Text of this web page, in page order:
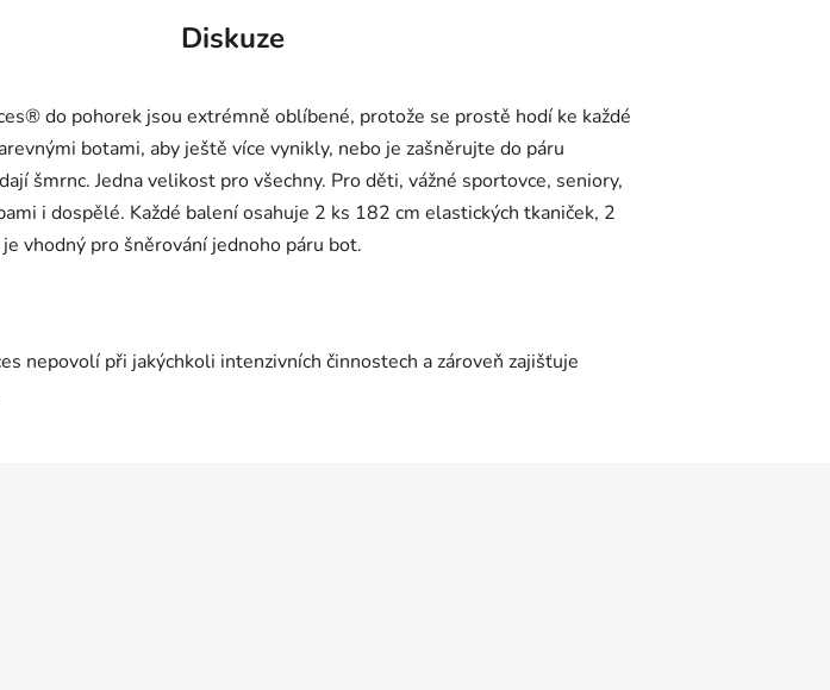
Diskuze
do pohorek jsou extrémně oblíbené, protože se prostě hodí ke každé
botami, aby ještě více vynikly, nebo je zašněrujte do páru
šmrnc. Jedna velikost pro všechny. Pro děti, vážné sportovce, seniory,
i dospělé. Každé balení osahuje 2 ks 182 cm elastických tkaniček, 2
vhodný pro šněrování jednoho páru bot.
nepovolí při jakýchkoli intenzivních činnostech a zároveň zajišťuje